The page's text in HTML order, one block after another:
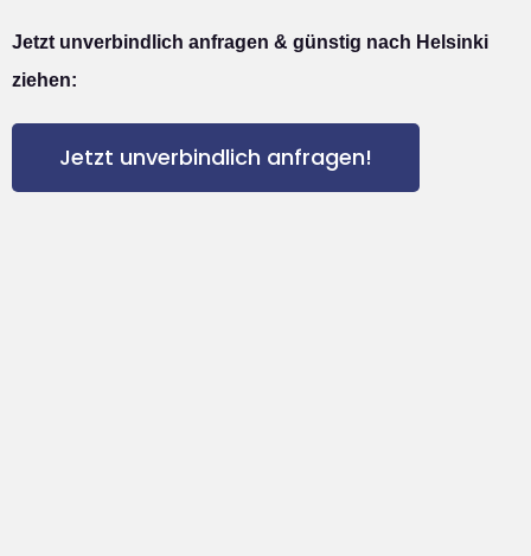
Jetzt unverbindlich anfragen & günstig nach Helsinki
ziehen:
Jetzt unverbindlich anfragen!